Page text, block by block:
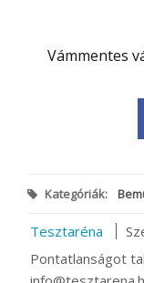
Vámmentes
Kategóriák:
Tesztaréna
Pontatlanságot